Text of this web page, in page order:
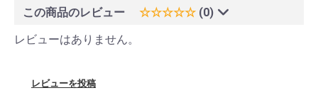
この商品のレビュー ☆☆☆☆☆ (0)
レビューはありません。
レビューを投稿